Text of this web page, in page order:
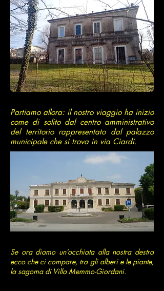
Partiamo allora: il nostro viaggio ha inizio
come di solito dal centro amministrativo
del territorio rappresentato dal palazzo
municipale che si trova in via Ciardi.
Se ora diamo un’occhiata alla nostra destra
ecco che ci compare, tra gli alberi e le piante,
la sagoma di Villa Memmo-Giordani.